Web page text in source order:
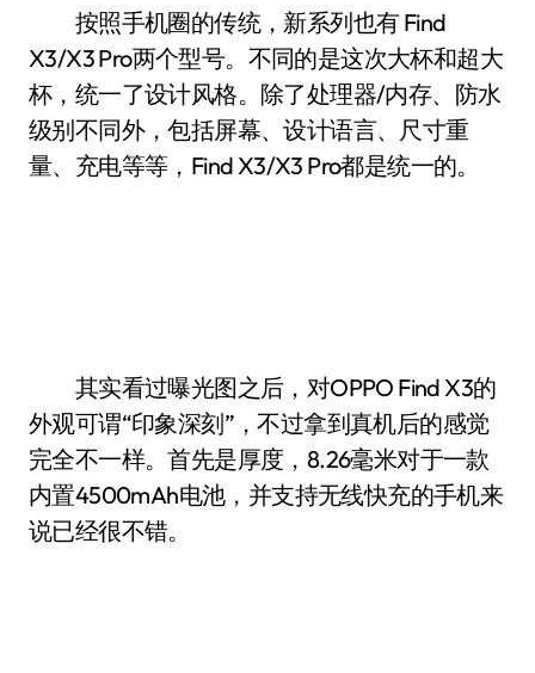
按照手机圈的传统，新系列也有 Find
X3/X3 Pro两个型号。不同的是这次大杯和超大
杯，统一了设计风格。除了处理器/内存、防水
级别不同外，包括屏幕、设计语言、尺寸重
量、充电等等，Find X3/X3 Pro都是统一的。
其实看过曝光图之后，对OPPO Find X3的
外观可谓“印象深刻”，不过拿到真机后的感觉
完全不一样。首先是厚度，8.26毫米对于一款
内置4500mAh电池，并支持无线快充的手机来
说已经很不错。